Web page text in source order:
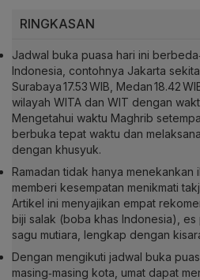
RINGKASAN
Jadwal buka puasa hari ini
Indonesia, contohnya Jakarta sekitar
Surabaya 17.53 WIB, Medan 18.42
wilayah WITA dan WIT dengan
Mengetahui waktu Maghrib
berbuka tepat waktu dan
dengan khusyuk.
Ramadan tidak hanya menekankan
memberi kesempatan menikmati
Artikel ini menyajikan empat
biji salak (boba khas Indonesia),
sagu mutiara, lengkap dengan
Dengan mengikuti jadwal buka
masing‑masing kota, umat dapat